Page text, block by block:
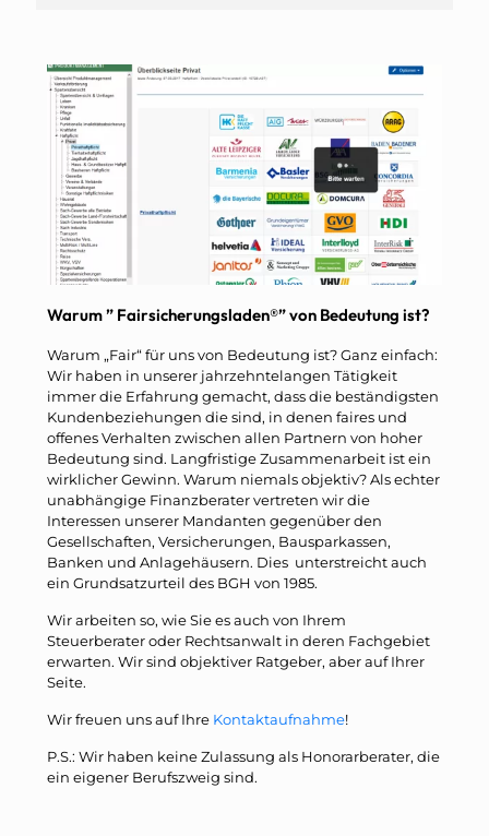
Warum ” Fairsicherungsladen®” von Bedeutung ist?
Warum „Fair“ für uns von Bedeutung ist? Ganz einfach:
Wir haben in unserer jahrzehntelangen Tätigkeit
immer die Erfahrung gemacht, dass die beständigsten
Kundenbeziehungen die sind, in denen faires und
offenes Verhalten zwischen allen Partnern von hoher
Bedeutung sind. Langfristige Zusammenarbeit ist ein
wirklicher Gewinn. Warum niemals objektiv? Als echter
unabhängige Finanzberater vertreten wir die
Interessen unserer Mandanten gegenüber den
Gesellschaften, Versicherungen, Bausparkassen,
Banken und Anlagehäusern. Dies unterstreicht auch
ein Grundsatzurteil des BGH von 1985.
Wir arbeiten so, wie Sie es auch von Ihrem
Steuerberater oder Rechtsanwalt in deren Fachgebiet
erwarten. Wir sind objektiver Ratgeber, aber auf Ihrer
Seite.
Wir freuen uns auf Ihre Kontaktaufnahme!
P.S.: Wir haben keine Zulassung als Honorarberater, die
ein eigener Berufszweig sind.